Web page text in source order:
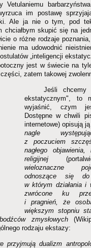
im postawę
Ale ja nie o tym, pod
skupić się na
o różne rodzaje
ma udowodnić
„inteligencji
jest w świecie na
zatem takowej
Jeśli chcemy
ekstatycznym", to
wyjaśnić, czym
Dostępne w chwili
internetowe) opisują
nagle
z poczuciem
nagłego
religijnej
wieloznaczne
odnoszące się do
w którym działania i
zwrócone ku
i pragnień, że
większym stopniu
zmysłowych
rodzaju ekstazy:
przyjmują dualizm